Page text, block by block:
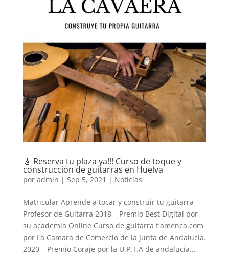
🎸 Reserva tu plaza ya!!! Curso de toque y
construcción de guitarras en Huelva
por admin | Sep 5, 2021 | Noticias
Matricular Aprende a tocar y construir tu guitarra
Profesor de Guitarra 2018 – Premio Best Digital por
su academia Online Curso de guitarra flamenca.com
por La Camara de Comercio de la Junta de Andalucía.
2020 – Premio Coraje por la U.P.T.A de andalucia...